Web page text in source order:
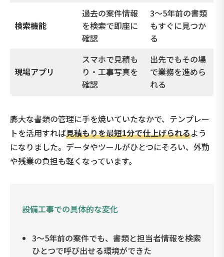
検索機能
過去の案件情報
を検索で即座に
確認
3〜5年前の書類
もすぐに見つか
る
現場アプリ
スマホで見積も
り・工事写真を
確認
出先でもその場
で業務を進めら
れる
膨大な書類の管理に手を焼いていたなかで、テンプレー
トを活用すれば見積もりを最短1分で仕上げられるよう
になりました。データやツールがひとつにそろい、外勤
や残業の負担も軽くなっています。
設備工事での具体的な変化
3〜5年前の案件でも、書類と担当者情報を検索
ひとつで呼び出せる環境ができた